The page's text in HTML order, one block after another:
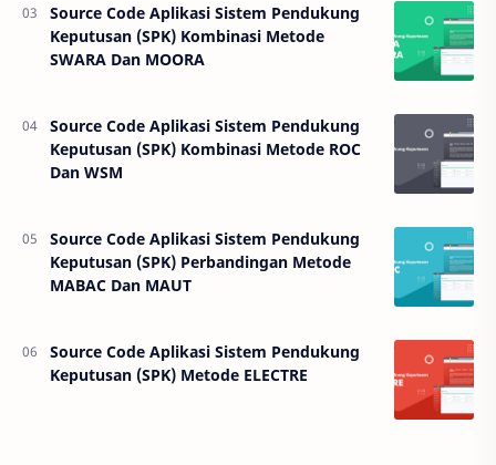
Source Code Aplikasi Sistem Pendukung
Keputusan (SPK) Kombinasi Metode
SWARA Dan MOORA
Source Code Aplikasi Sistem Pendukung
Keputusan (SPK) Kombinasi Metode ROC
Dan WSM
Source Code Aplikasi Sistem Pendukung
Keputusan (SPK) Perbandingan Metode
MABAC Dan MAUT
Source Code Aplikasi Sistem Pendukung
Keputusan (SPK) Metode ELECTRE